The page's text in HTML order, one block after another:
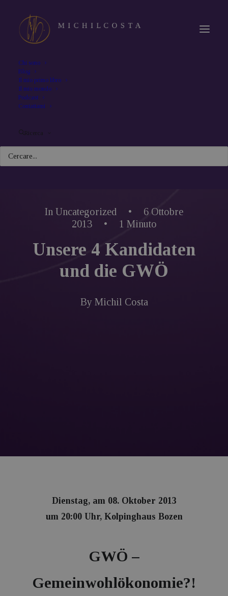
Chi sono
Blog
Il mio primo libro
Il mio mondo
Podcast
Contattami
Ricerca
In Uncategorized •
6 Ottobre
2013
• 1 Minuto
Unsere 4 Kandidaten
und die GWÖ
By Michil Costa
Dienstag, am 08. Oktober 2013
um 20:00 Uhr, Kolpinghaus Bozen
GWÖ –
Gemeinwohlökonomie?!